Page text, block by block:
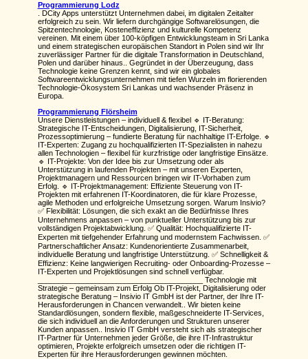
Programmierung Lodz
. DCity Apps unterstützt Unternehmen dabei, im digitalen Zeitalter
erfolgreich zu sein. Wir liefern durchgängige Softwarelösungen, die
Spitzentechnologie, Kosteneffizienz und kulturelle Kompetenz
vereinen. Mit einem über 100-köpfigen Entwicklungsteam in Sri Lanka
und einem strategischen europäischen Standort in Polen sind wir Ihr
zuverlässiger Partner für die digitale Transformation in Deutschland,
Polen und darüber hinaus.. Gegründet in der Überzeugung, dass
Technologie keine Grenzen kennt, sind wir ein globales
Softwareentwicklungsunternehmen mit tiefen Wurzeln im florierenden
Technologie-Ökosystem Sri Lankas und wachsender Präsenz in
Europa.
Programmierung Flörsheim
Unsere Dienstleistungen – individuell & flexibel 🔹 IT-Beratung:
Strategische IT-Entscheidungen, Digitalisierung, IT-Sicherheit,
Prozessoptimierung – fundierte Beratung für nachhaltige IT-Erfolge. 🔹
IT-Experten: Zugang zu hochqualifizierten IT-Spezialisten in nahezu
allen Technologien – flexibel für kurzfristige oder langfristige Einsätze.
🔹 IT-Projekte: Von der Idee bis zur Umsetzung oder als
Unterstützung in laufenden Projekten – mit unseren Experten,
Projektmanagern und Ressourcen bringen wir IT-Vorhaben zum
Erfolg. 🔹 IT-Projektmanagement: Effiziente Steuerung von IT-
Projekten mit erfahrenen IT-Koordinatoren, die für klare Prozesse,
agile Methoden und erfolgreiche Umsetzung sorgen. Warum Insivio?
✅ Flexibilität: Lösungen, die sich exakt an die Bedürfnisse Ihres
Unternehmens anpassen – von punktueller Unterstützung bis zur
vollständigen Projektabwicklung. ✅ Qualität: Hochqualifizierte IT-
Experten mit tiefgehender Erfahrung und modernstem Fachwissen. ✅
Partnerschaftlicher Ansatz: Kundenorientierte Zusammenarbeit,
individuelle Beratung und langfristige Unterstützung. ✅ Schnelligkeit &
Effizienz: Keine langwierigen Recruiting- oder Onboarding-Prozesse –
IT-Experten und Projektlösungen sind schnell verfügbar.
________________________________________ Technologie mit
Strategie – gemeinsam zum Erfolg Ob IT-Projekt, Digitalisierung oder
strategische Beratung – Insivio IT GmbH ist der Partner, der Ihre IT-
Herausforderungen in Chancen verwandelt.. Wir bieten keine
Standardlösungen, sondern flexible, maßgeschneiderte IT-Services,
die sich individuell an die Anforderungen und Strukturen unserer
Kunden anpassen.. Insivio IT GmbH versteht sich als strategischer
IT-Partner für Unternehmen jeder Größe, die ihre IT-Infrastruktur
optimieren, Projekte erfolgreich umsetzen oder die richtigen IT-
Experten für ihre Herausforderungen gewinnen möchten.